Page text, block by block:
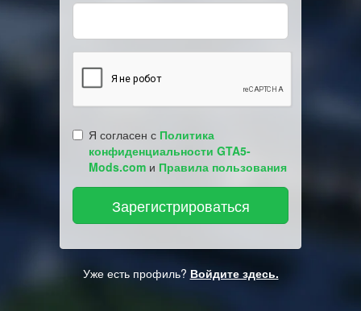
Я согласен с Политика
конфиденциальности GTA5-
Mods.com и Правила пользования
Уже есть профиль? Войдите здесь.